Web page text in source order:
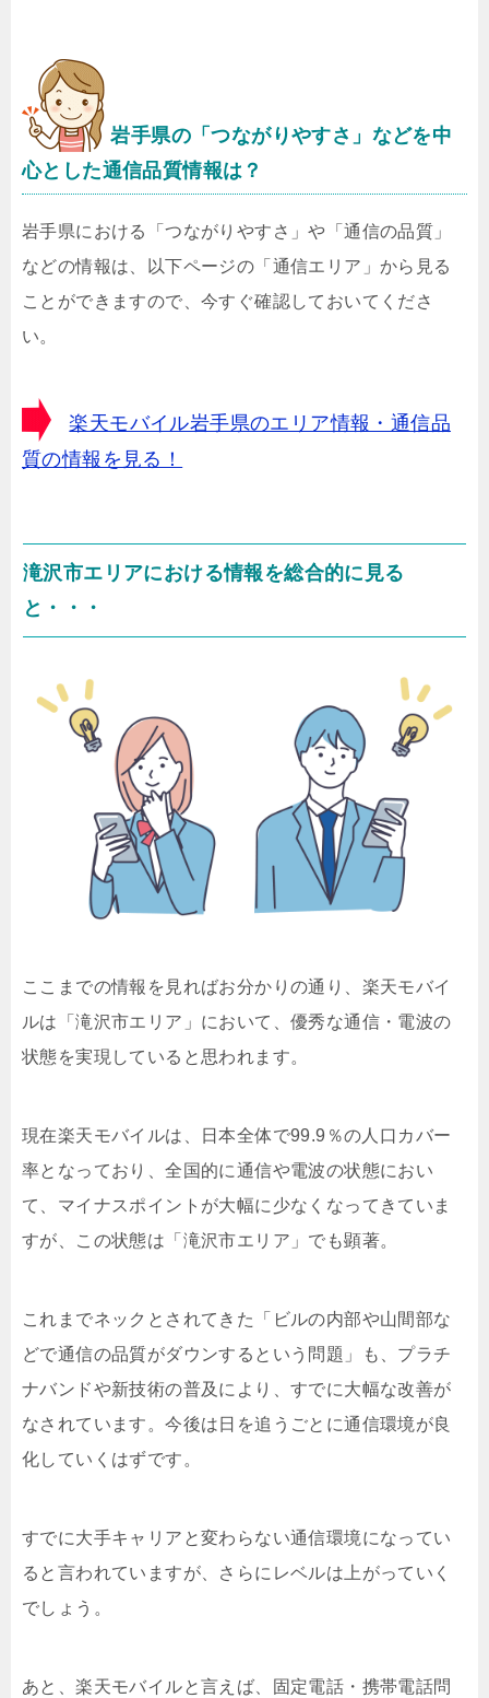
岩手県の「つながりやすさ」などを中
心とした通信品質情報は？
岩手県における「つながりやすさ」や「通信の品質」
などの情報は、以下ページの「通信エリア」から見る
ことができますので、今すぐ確認しておいてくださ
い。
楽天モバイル岩手県のエリア情報・通信品
質の情報を見る！
滝沢市エリアにおける情報を総合的に見る
と・・・
ここまでの情報を見ればお分かりの通り、楽天モバイ
ルは「滝沢市エリア」において、優秀な通信・電波の
状態を実現していると思われます。
現在楽天モバイルは、日本全体で99.9％の人口カバー
率となっており、全国的に通信や電波の状態におい
て、マイナスポイントが大幅に少なくなってきていま
すが、この状態は「滝沢市エリア」でも顕著。
これまでネックとされてきた「ビルの内部や山間部な
どで通信の品質がダウンするという問題」も、プラチ
ナバンドや新技術の普及により、すでに大幅な改善が
なされています。今後は日を追うごとに通信環境が良
化していくはずです。
すでに大手キャリアと変わらない通信環境になってい
ると言われていますが、さらにレベルは上がっていく
でしょう。
あと、楽天モバイルと言えば、固定電話・携帯電話問